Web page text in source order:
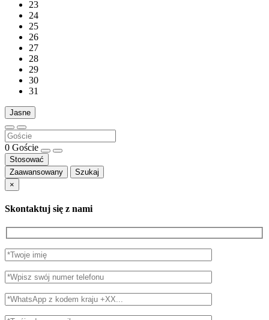
23
24
25
26
27
28
29
30
31
Jasne
0 Goście
Stosować
Zaawansowany
Szukaj
×
Skontaktuj się z nami